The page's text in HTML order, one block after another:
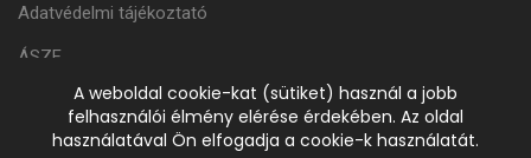
Adatvédelmi tájékoztató
ÁSZF
Adattörlési Tájékoztató
A weboldal cookie-kat (sütiket) használ a jobb
felhasználói élmény elérése érdekében. Az oldal
használatával Ön elfogadja a cookie-k használatát.